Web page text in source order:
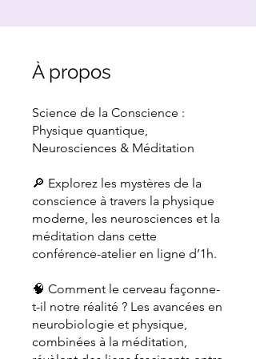
À propos
Science de la Conscience :
Physique quantique,
Neurosciences & Méditation
🔎 Explorez les mystères de la
conscience à travers la physique
moderne, les neurosciences et la
méditation dans cette
conférence-atelier en ligne d’1h.
🧠 Comment le cerveau façonne-
t-il notre réalité ? Les avancées en
neurobiologie et physique,
combinées à la méditation,